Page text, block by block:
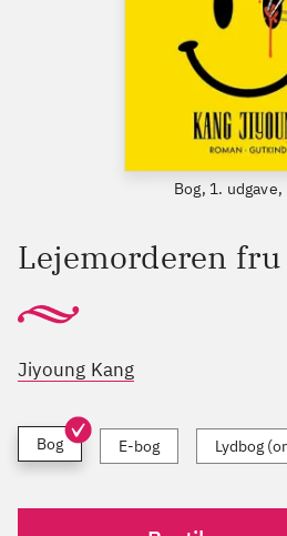
Bog, 1.
Lejemorderen fru
Jiyoung Kang
Bog E-bog Lydbog